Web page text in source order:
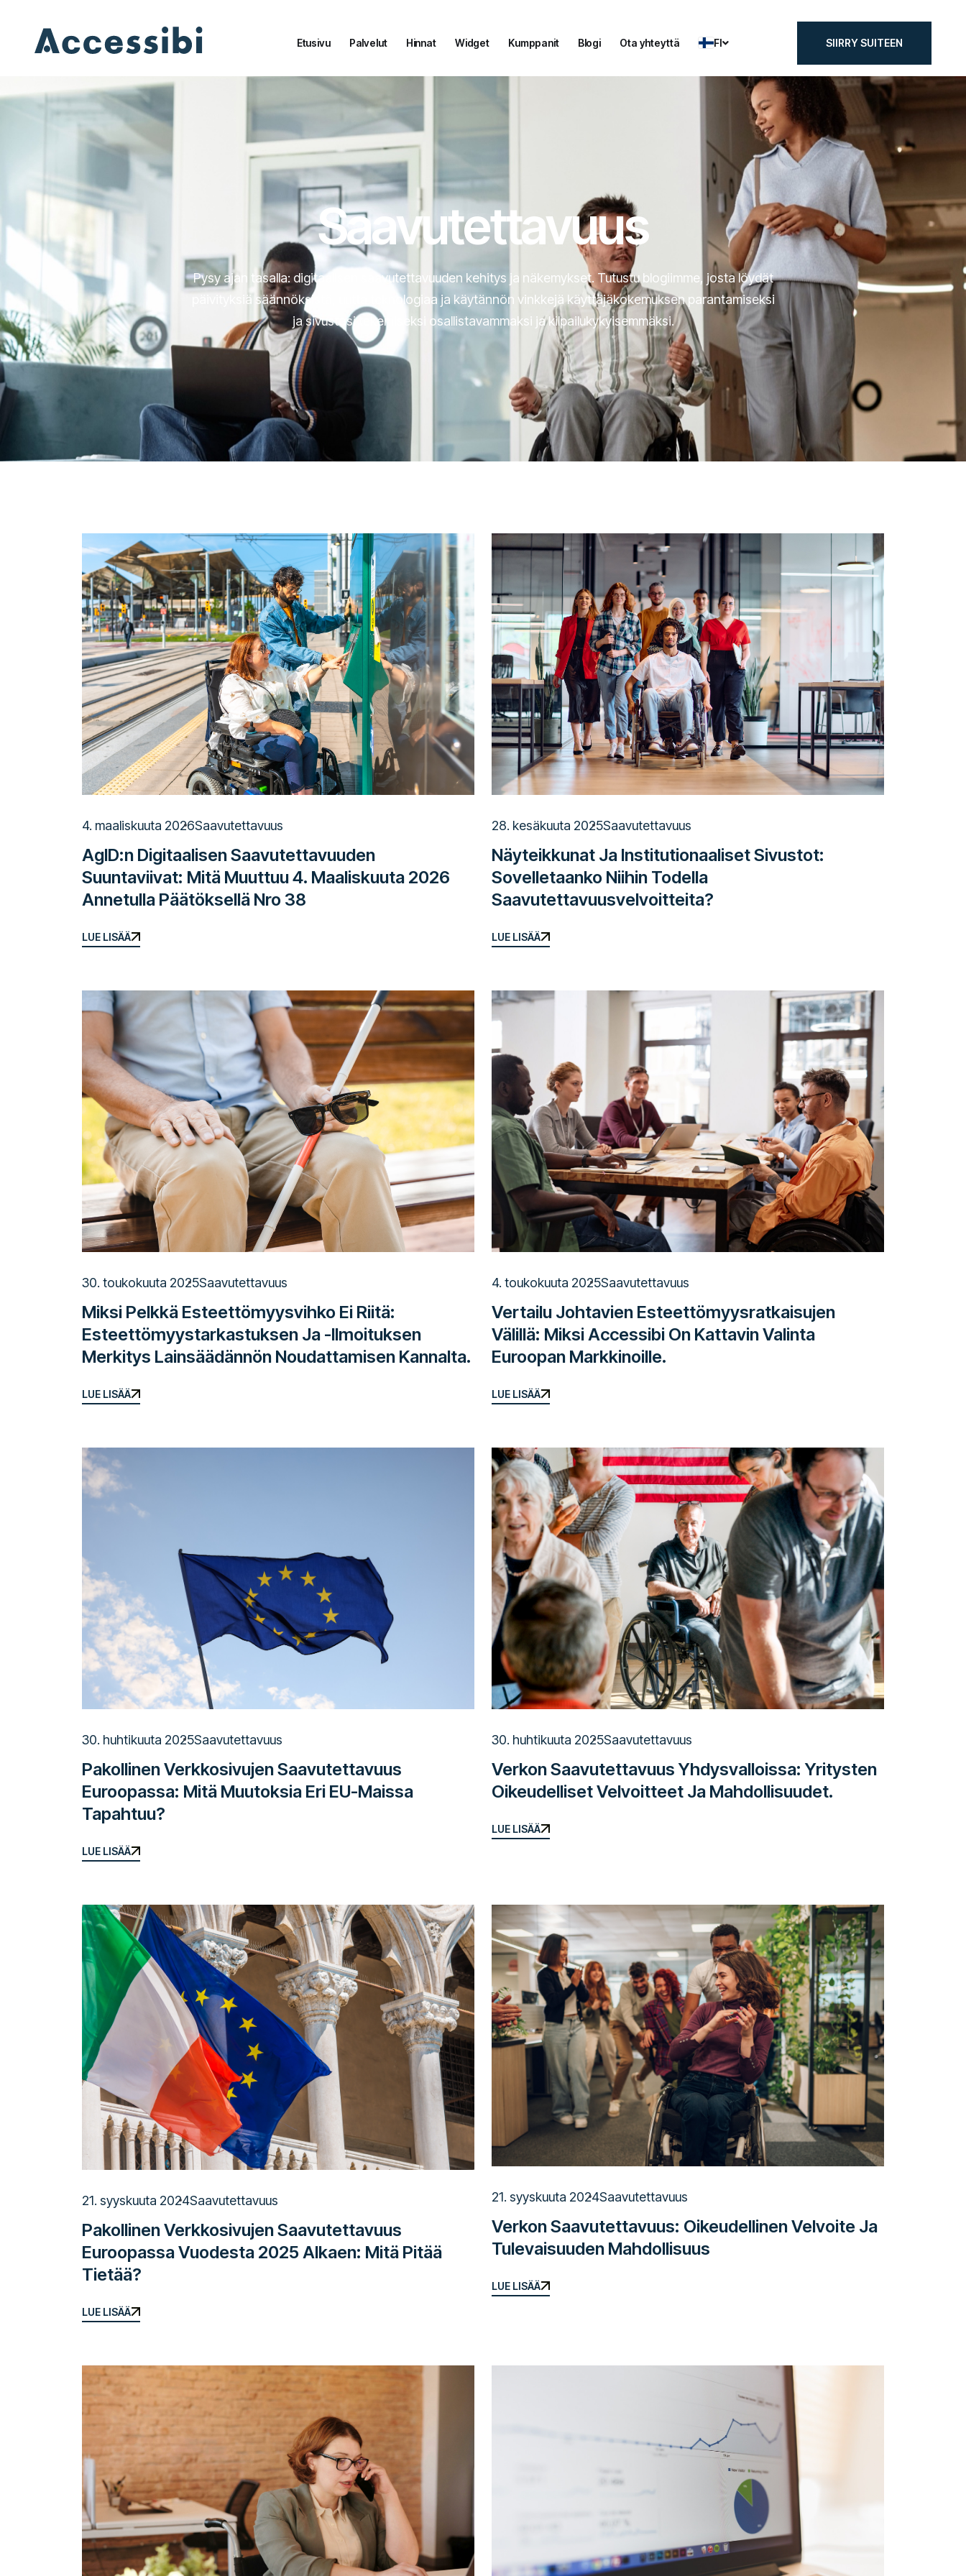
Etusivu
Palvelut
Hinnat
Widget
Kumppanit
Blogi
Ota yhteyttä
FI
SIIRRY SUITEEN
Saavutettavuus
Pysy ajan tasalla: digitaalisen saavutettavuuden kehitys ja näkemykset. Tutustu blogiimme, josta löydät
päivityksiä säännöksistä, uutta teknologiaa ja käytännön vinkkejä käyttäjäkokemuksen parantamiseksi
ja sivustosi tekemiseksi osallistavammaksi ja kilpailukykyisemmäksi.
4. maaliskuuta 2026Saavutettavuus
AgID:n Digitaalisen Saavutettavuuden
Suuntaviivat: Mitä Muuttuu 4. Maaliskuuta 2026
Annetulla Päätöksellä Nro 38
LUE LISÄÄ
LUE LISÄÄ
28. kesäkuuta 2025Saavutettavuus
Näyteikkunat Ja Institutionaaliset Sivustot:
Sovelletaanko Niihin Todella
Saavutettavuusvelvoitteita?
LUE LISÄÄ
LUE LISÄÄ
30. toukokuuta 2025Saavutettavuus
Miksi Pelkkä Esteettömyysvihko Ei Riitä:
Esteettömyystarkastuksen Ja -ilmoituksen
Merkitys Lainsäädännön Noudattamisen Kannalta.
LUE LISÄÄ
LUE LISÄÄ
4. toukokuuta 2025Saavutettavuus
Vertailu Johtavien Esteettömyysratkaisujen
Välillä: Miksi Accessibi On Kattavin Valinta
Euroopan Markkinoille.
LUE LISÄÄ
LUE LISÄÄ
30. huhtikuuta 2025Saavutettavuus
Pakollinen Verkkosivujen Saavutettavuus
Euroopassa: Mitä Muutoksia Eri EU-Maissa
Tapahtuu?
LUE LISÄÄ
LUE LISÄÄ
30. huhtikuuta 2025Saavutettavuus
Verkon Saavutettavuus Yhdysvalloissa: Yritysten
Oikeudelliset Velvoitteet Ja Mahdollisuudet.
LUE LISÄÄ
LUE LISÄÄ
21. syyskuuta 2024Saavutettavuus
Pakollinen Verkkosivujen Saavutettavuus
Euroopassa Vuodesta 2025 Alkaen: Mitä Pitää
Tietää?
LUE LISÄÄ
LUE LISÄÄ
21. syyskuuta 2024Saavutettavuus
Verkon Saavutettavuus: Oikeudellinen Velvoite Ja
Tulevaisuuden Mahdollisuus
LUE LISÄÄ
LUE LISÄÄ